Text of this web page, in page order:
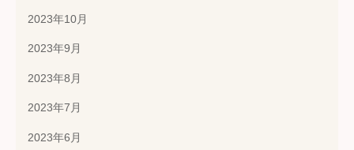
2023年10月
2023年9月
2023年8月
2023年7月
2023年6月